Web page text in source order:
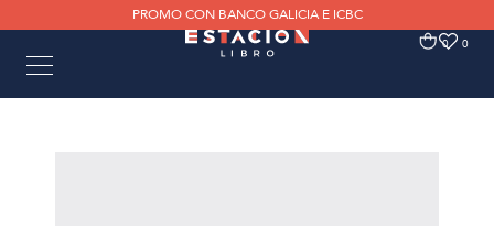
PROMO CON BANCO GALICIA E ICBC
0 0